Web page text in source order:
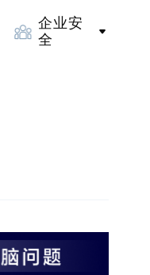
企业安
全